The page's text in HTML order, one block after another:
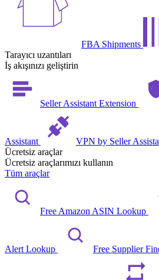
FBA Shipments
Tarayıcı uzantıları
İş akışınızı geliştirin
Seller Assistant Extension
Assistant
VPN by Seller
Ücretsiz araçlar
Ücretsiz araçlarımızı kullanın
Tüm araçlar
Free Amazon ASIN Lookup
Alert Lookup Free Supplier